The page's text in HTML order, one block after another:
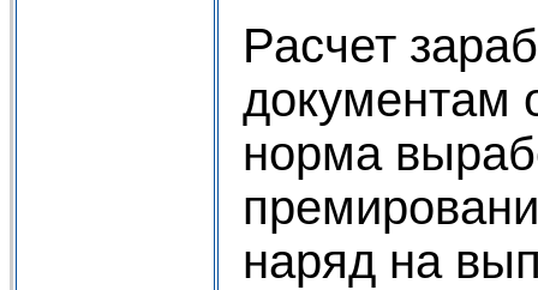
Расчет
документам
норма
наряд на